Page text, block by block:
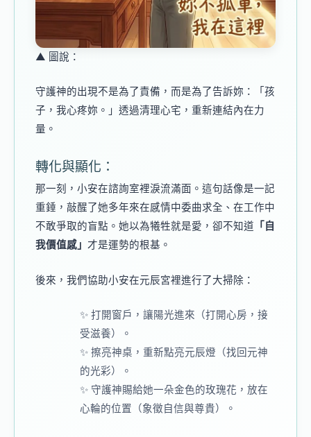
▲ 圖說：
守護神的出現不是為了責備，而是為了告訴妳：「孩
子，我心疼妳。」透過清理心宅，重新連結內在力
量。
轉化與顯化：
那一刻，小安在諮詢室裡淚流滿面。這句話像是一記
重錘，敲醒了她多年來在感情中委曲求全、在工作中
不敢爭取的盲點。她以為犧牲就是愛，卻不知道 「自
我價值感」 才是運勢的根基。
後來，我們協助小安在元辰宮裡進行了大掃除：
✨ 打開窗戶，讓陽光進來（打開心房，接
受滋養）。
✨ 擦亮神桌，重新點亮元辰燈（找回元神
的光彩）。
✨ 守護神賜給她一朵金色的玫瑰花，放在
心輪的位置（象徵自信與尊貴）。